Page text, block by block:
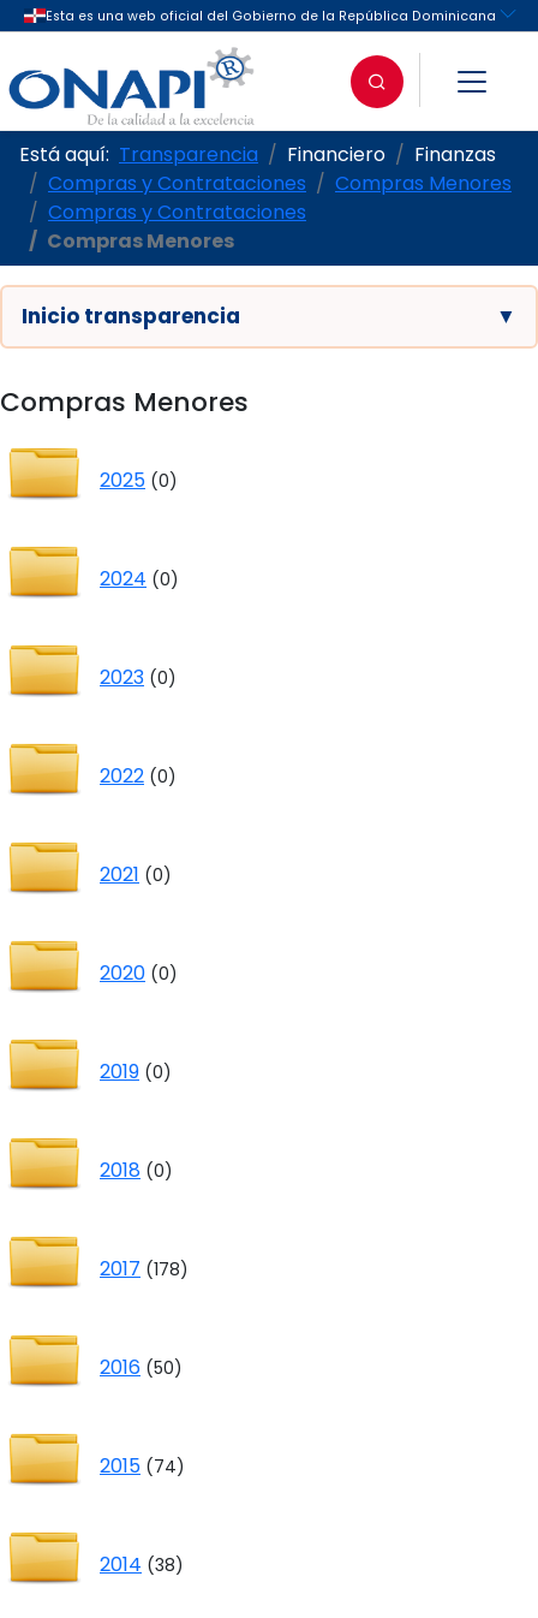
Está aquí: Transparencia Financiero
Finanzas
Compras y Contrataciones
Compras Menores
Compras y Contrataciones
Compras Menores
Inicio transparencia ▼
Compras Menores
2025 (0)
2024 (0)
2023 (0)
2022 (0)
2021 (0)
2020 (0)
2019 (0)
2018 (0)
2017 (178)
2016 (50)
2015 (74)
2014 (38)